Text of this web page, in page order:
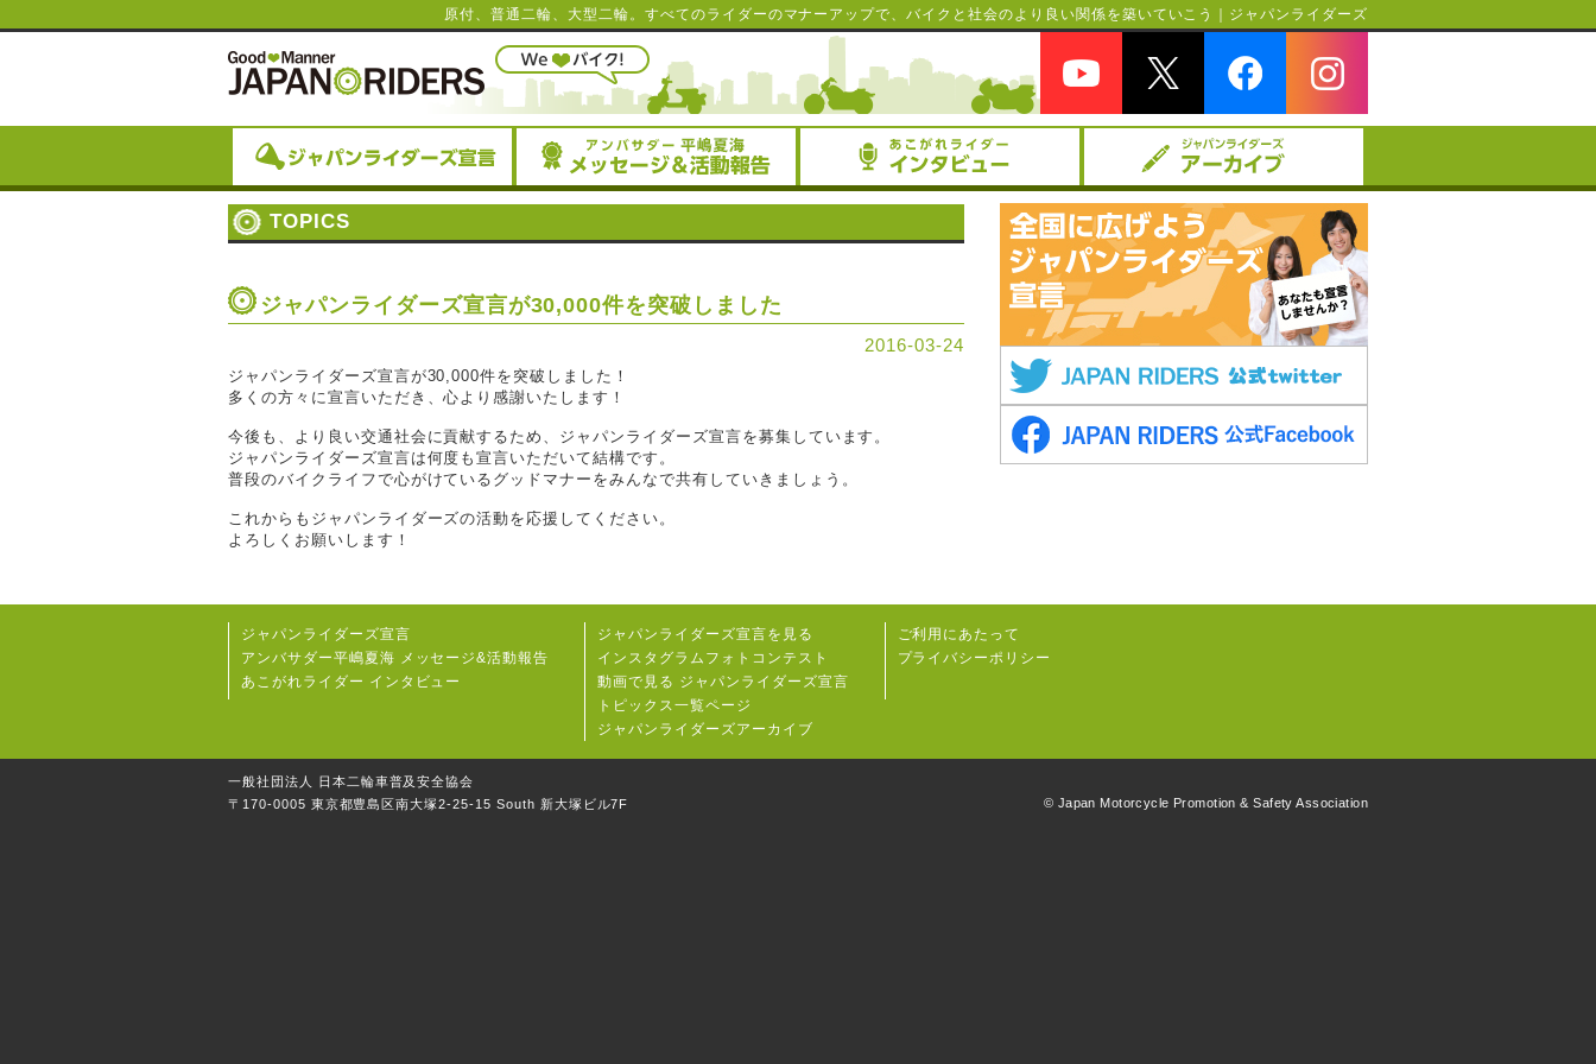
原付、普通二輪、大型二輪。すべてのライダーのマナーアップで、バイクと社会のより良い関係を築いていこう｜ジャパンライダーズ
TOPICS
ジャパンライダーズ宣言が30,000件を突破しました
2016-03-24
ジャパンライダーズ宣言が30,000件を突破しました！
多くの方々に宣言いただき、心より感謝いたします！
今後も、より良い交通社会に貢献するため、ジャパンライダーズ宣言を募集しています。
ジャパンライダーズ宣言は何度も宣言いただいて結構です。
普段のバイクライフで心がけているグッドマナーをみんなで共有していきましょう。
これからもジャパンライダーズの活動を応援してください。
よろしくお願いします！
ジャパンライダーズ宣言
アンバサダー平嶋夏海 メッセージ&活動報告
あこがれライダー インタビュー
ジャパンライダーズ宣⾔を⾒る
インスタグラムフォトコンテスト
動画で見る ジャパンライダーズ宣言
トピックス一覧ページ
ジャパンライダーズアーカイブ
ご利用にあたって
プライバシーポリシー
一般社団法人 日本二輪車普及安全協会
〒170-0005 東京都豊島区南大塚2-25-15 South 新大塚ビル7F
© Japan Motorcycle Promotion & Safety Association